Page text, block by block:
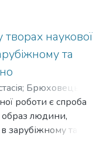
наукової
та
; Брюховецька,
роботи є спроба
образ людини,
зарубіжному та
фантастичному